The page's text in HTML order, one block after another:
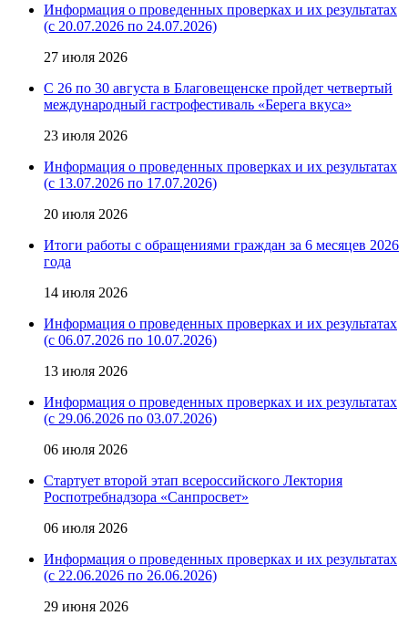
Информация о проведенных проверках и их результатах
(с 20.07.2026 по 24.07.2026)
27 июля 2026
С 26 по 30 августа в Благовещенске пройдет четвертый
международный гастрофестиваль «Берега вкуса»
23 июля 2026
Информация о проведенных проверках и их результатах
(с 13.07.2026 по 17.07.2026)
20 июля 2026
Итоги работы с обращениями граждан за 6 месяцев 2026
года
14 июля 2026
Информация о проведенных проверках и их результатах
(с 06.07.2026 по 10.07.2026)
13 июля 2026
Информация о проведенных проверках и их результатах
(с 29.06.2026 по 03.07.2026)
06 июля 2026
Стартует второй этап всероссийского Лектория
Роспотребнадзора «Санпросвет»
06 июля 2026
Информация о проведенных проверках и их результатах
(с 22.06.2026 по 26.06.2026)
29 июня 2026